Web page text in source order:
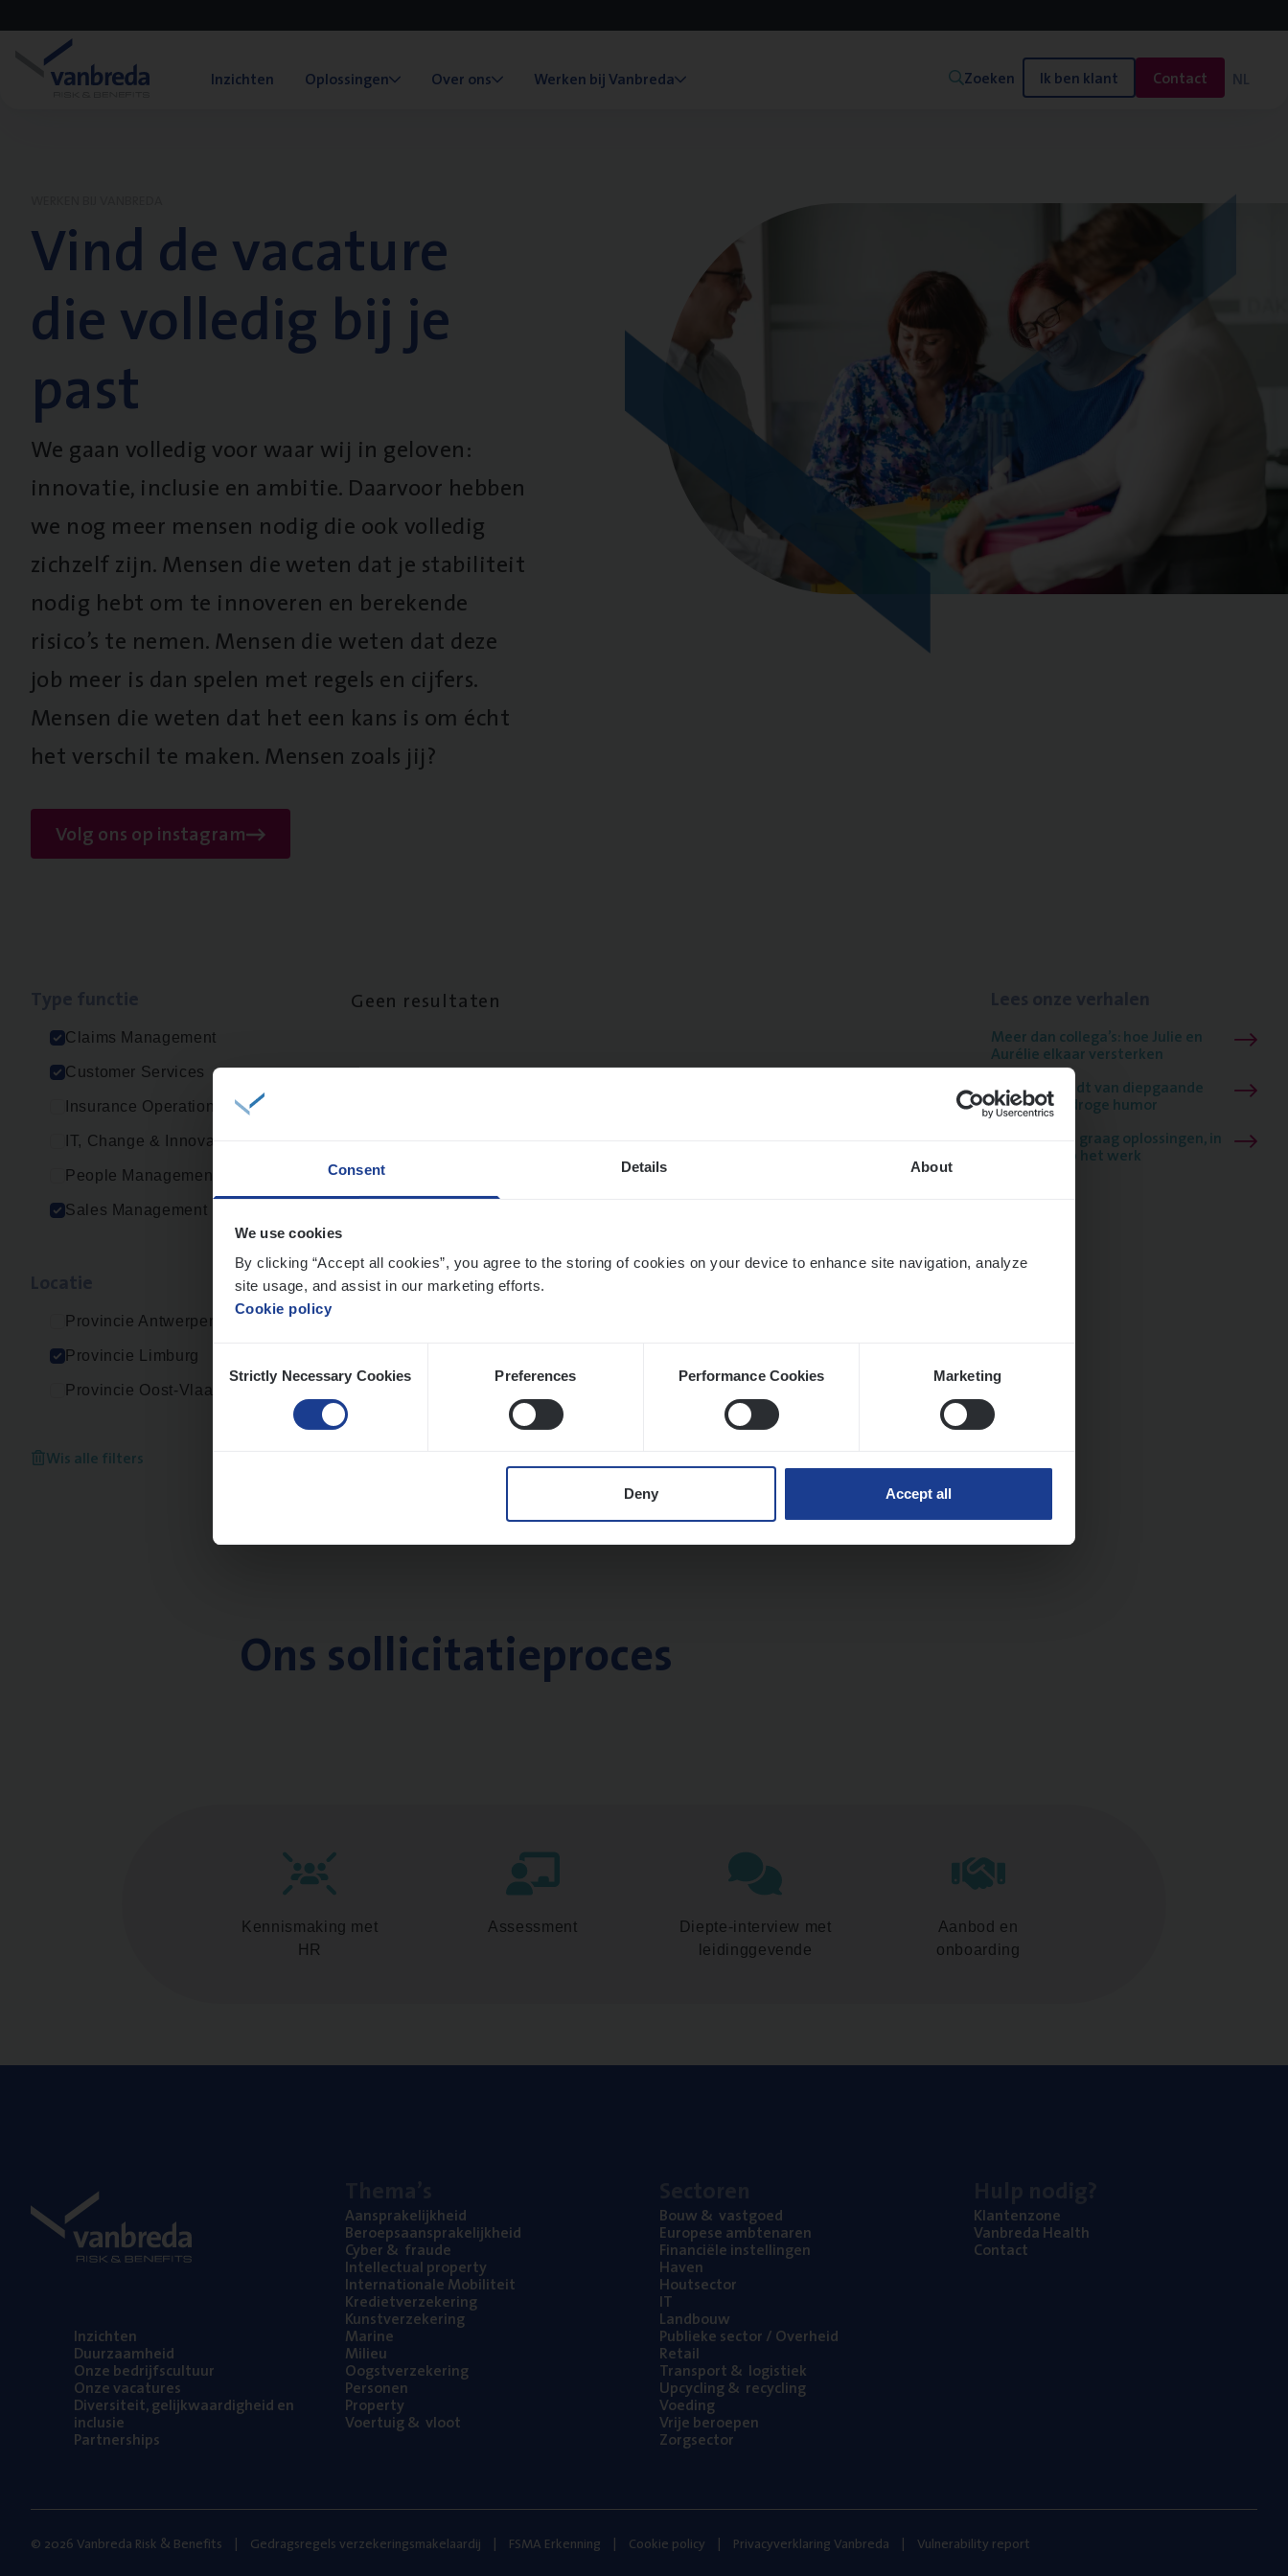
Consent Details About
We use cookies
By clicking “Accept all cookies”, you agree to the storing of cookies on your device to enhance site navigation, analyze
site usage, and assist in our marketing efforts.
Cookie policy
Selection
Strictly Necessary Cookies Preferences Performance Cookies Marketing
Deny Accept all
Inzichten Oplossingen Over ons Werken bij Vanbreda Zoeken Ik ben klant Contact NL
Vind de vacature
die volledig bij je
past
We gaan volledig voor waar wij in geloven:
innovatie, inclusie en ambitie. Daarvoor hebben
we nog meer mensen nodig die ook volledig
zichzelf zijn. Mensen die weten dat je stabiliteit
nodig hebt om te innoveren en berekende
risico’s te nemen. Mensen die weten dat deze
job meer is dan spelen met regels en cijfers.
Mensen die weten dat het een kans is om écht
het verschil te maken. Mensen zoals jij?
Volg ons op instagram
Claims Management
Customer Services
Insurance Operations
IT, Change & Innovation
People Management
Sales Management
Provincie Antwerpen
Provincie Limburg
Provincie Oost-Vlaanderen
Wis alle filters
Geen resultaten
Meer dan collega’s: hoe Julie en
Aurélie elkaar versterken
Mathias houdt van diepgaande
dossiers én droge humor
Thalia zoekt graag oplossingen, in
games én op het werk
Ons sollicitatieproces
Kennismaking met
HR
Assessment
Diepte-interview met
leidinggevende
Aanbod en
onboarding
Inzich­ten
Duur­zaam­heid
Onze bedrijfs­cul­tuur
Onze vaca­tu­res
Diver­si­teit, gelijk­waar­dig­heid en
inclusie
Part­ner­ships
Aan­spra­ke­lijk­heid
Beroeps­aan­spra­ke­lijk­heid
Cyber& fraude
Intel­lec­tu­al property
Inter­na­ti­o­na­le Mobiliteit
Kre­diet­ver­ze­ke­ring
Kunst­ver­ze­ke­ring
Mari­ne
Mili­eu
Oogst­ver­ze­ke­ring
Per­so­nen
Pro­per­ty
Voer­tuig& vloot
Bouw& vastgoed
Euro­pe­se ambtenaren
Finan­ci­ë­le instellingen
Haven
Hout­sec­tor
IT
Land­bouw
Publie­ke sec­tor / Overheid
Retail
Trans­port& logistiek
Upcy­cling& recycling
Voe­ding
Vrije beroe­pen
Zorg­sec­tor
Klan­ten­zo­ne
Van­b­re­da Health
Con­tact
© 2026 Vanbreda Risk & Benefits Gedragsregels verzekeringsmakelaardij FSMA Erkenning Cookie policy Privacyverklaring Vanbreda Vulnerability report